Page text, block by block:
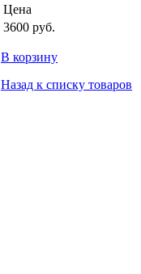
Цена
3600 руб.
В корзину
Назад к списку товаров